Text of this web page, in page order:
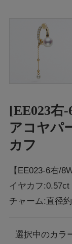
[EE023右
アコヤパ
カフ
【EE023-6右/
イヤカフ
チャーム:直径
選択中のカラ